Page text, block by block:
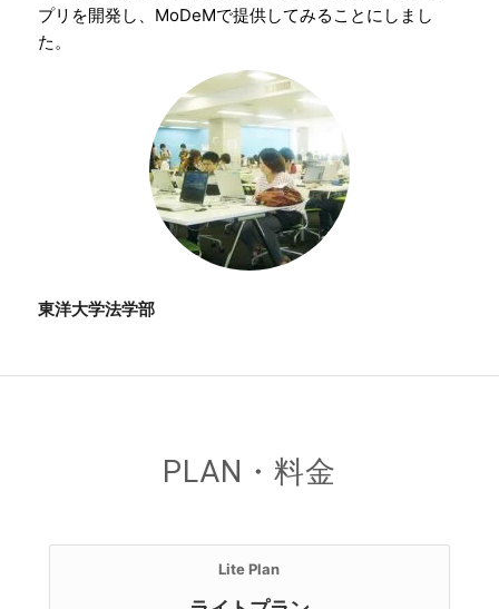
プリを開発し、MoDeMで提供してみることにしまし
た。
東洋大学法学部
PLAN・料金
Lite Plan